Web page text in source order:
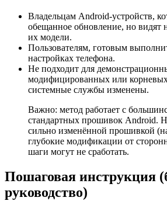
Владельцам Android-устройств,
обещанное обновление, но видят
их модели.
Пользователям, готовым
настройках телефона.
Не подходит для
модифицированных или
системные службы изменены.
Важно: метод работает с
стандартных прошивок Android.
сильно изменённой прошивкой
глубокие модификации от
шаги могут не сработать.
Пошаговая инструкция
руководство)